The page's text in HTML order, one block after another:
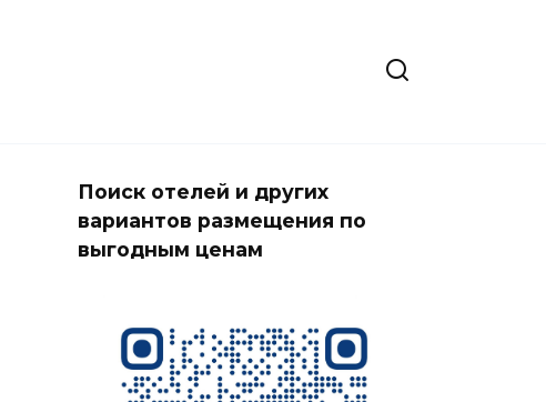
Поиск отелей и других
вариантов размещения по
выгодным ценам